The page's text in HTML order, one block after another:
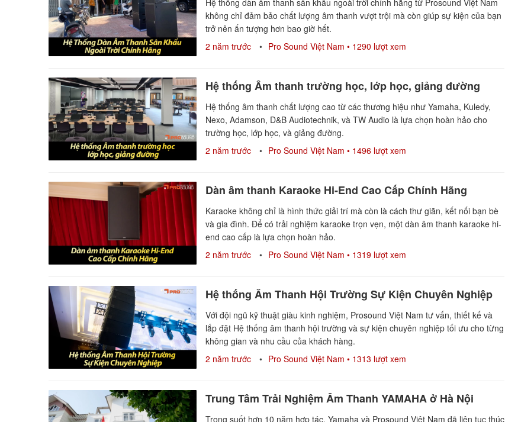
Hệ thống dàn âm thanh sân khấu ngoài trời chính hãng từ Prosound Việt Nam
không chỉ đảm bảo chất lượng âm thanh vượt trội mà còn giúp sự kiện của bạn
trở nên ấn tượng hơn bao giờ hết.
2 năm trước
Pro Sound Việt Nam • 1290 lượt xem
Hệ thống Âm thanh trường học, lớp học, giảng đường
Hệ thống âm thanh chất lượng cao từ các thương hiệu như Yamaha, Kuledy,
Nexo, Adamson, D&B Audiotechnik, và TW Audio là lựa chọn hoàn hảo cho
trường học, lớp học, và giảng đường.
2 năm trước
Pro Sound Việt Nam • 1496 lượt xem
Dàn âm thanh Karaoke Hi-End Cao Cấp Chính Hãng
Karaoke không chỉ là hình thức giải trí mà còn là cách thư giãn, kết nối bạn bè
và gia đình. Để có trải nghiệm karaoke trọn vẹn, một dàn âm thanh karaoke hi-
end cao cấp là lựa chọn hoàn hảo.
2 năm trước
Pro Sound Việt Nam • 1319 lượt xem
Hệ thống Âm Thanh Hội Trường Sự Kiện Chuyên Nghiệp
Với đội ngũ kỹ thuật giàu kinh nghiệm, Prosound Việt Nam tư vấn, thiết kế và
lắp đặt Hệ thống âm thanh hội trường và sự kiện chuyên nghiệp tối ưu cho từng
không gian và nhu cầu của khách hàng.
2 năm trước
Pro Sound Việt Nam • 1313 lượt xem
Trung Tâm Trải Nghiệm Âm Thanh YAMAHA ở Hà Nội
Trong suốt hơn 10 năm hợp tác, Yamaha và Prosound Việt Nam đã liên tục thúc